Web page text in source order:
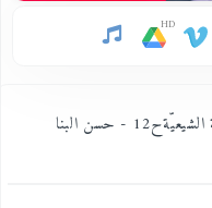
HD
السرطان القطبيُّ الخبيث في ساحة الثقافة الشيعيّةح12 - حسن البنا